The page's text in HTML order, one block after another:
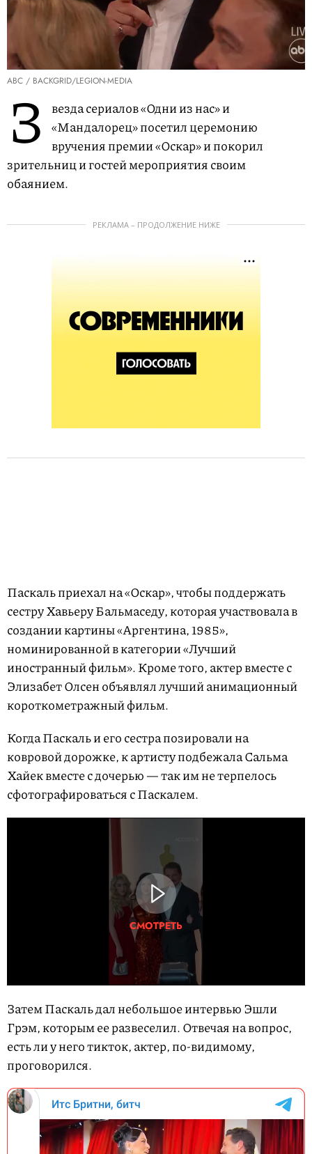
ABC / BACKGRID/LEGION-MEDIA
З
везда сериалов «Одни из нас» и
«Мандалорец» посетил церемонию
вручения премии «Оскар» и покорил
зрительниц и гостей мероприятия своим
обаянием.
РЕКЛАМА – ПРОДОЛЖЕНИЕ НИЖЕ
Паскаль приехал на «Оскар», чтобы поддержать
сестру Хавьеру Бальмаседу, которая участвовала в
создании картины «Аргентина, 1985»,
номинированной в категории «Лучший
иностранный фильм». Кроме того, актер вместе с
Элизабет Олсен объявлял лучший анимационный
короткометражный фильм.
Когда Паскаль и его сестра позировали на
ковровой дорожке, к артисту подбежала Сальма
Хайек вместе с дочерью — так им не терпелось
сфотографироваться с Паскалем.
СМОТРЕТЬ
Затем Паскаль дал небольшое интервью Эшли
Грэм, которым ее развеселил. Отвечая на вопрос,
есть ли у него тикток, актер, по-видимому,
проговорился.